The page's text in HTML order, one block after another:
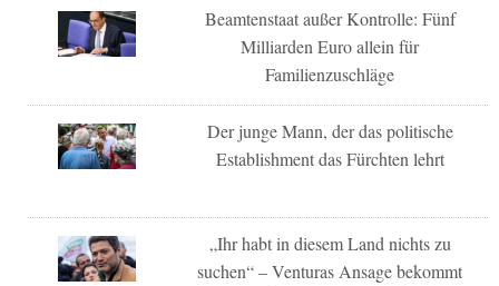
Beamtenstaat außer Kontrolle: Fünf
Milliarden Euro allein für
Familienzuschläge
Der junge Mann, der das politische
Establishment das Fürchten lehrt
„Ihr habt in diesem Land nichts zu
suchen“ – Venturas Ansage bekommt